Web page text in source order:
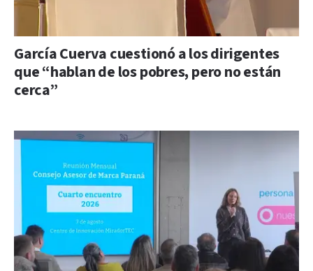
García Cuerva cuestionó a los dirigentes
que “hablan de los pobres, pero no están
cerca”